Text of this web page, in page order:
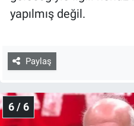
yapılmış değil.
Paylaş
6 / 6